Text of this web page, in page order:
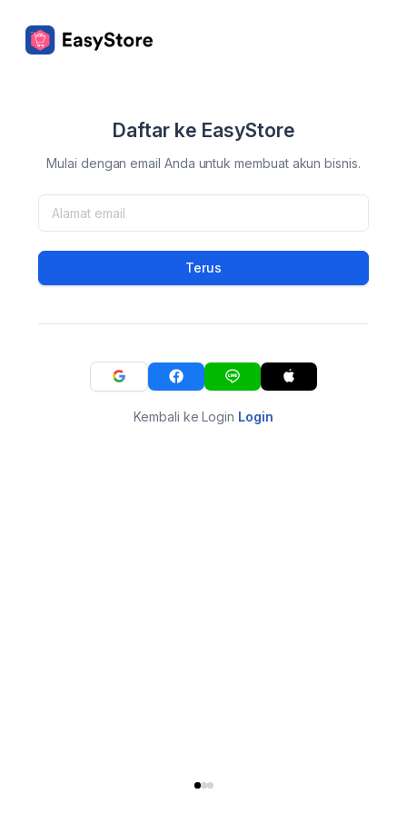
Daftar ke EasyStore
Mulai dengan email Anda untuk membuat akun bisnis.
Terus
Kembali ke Login Login